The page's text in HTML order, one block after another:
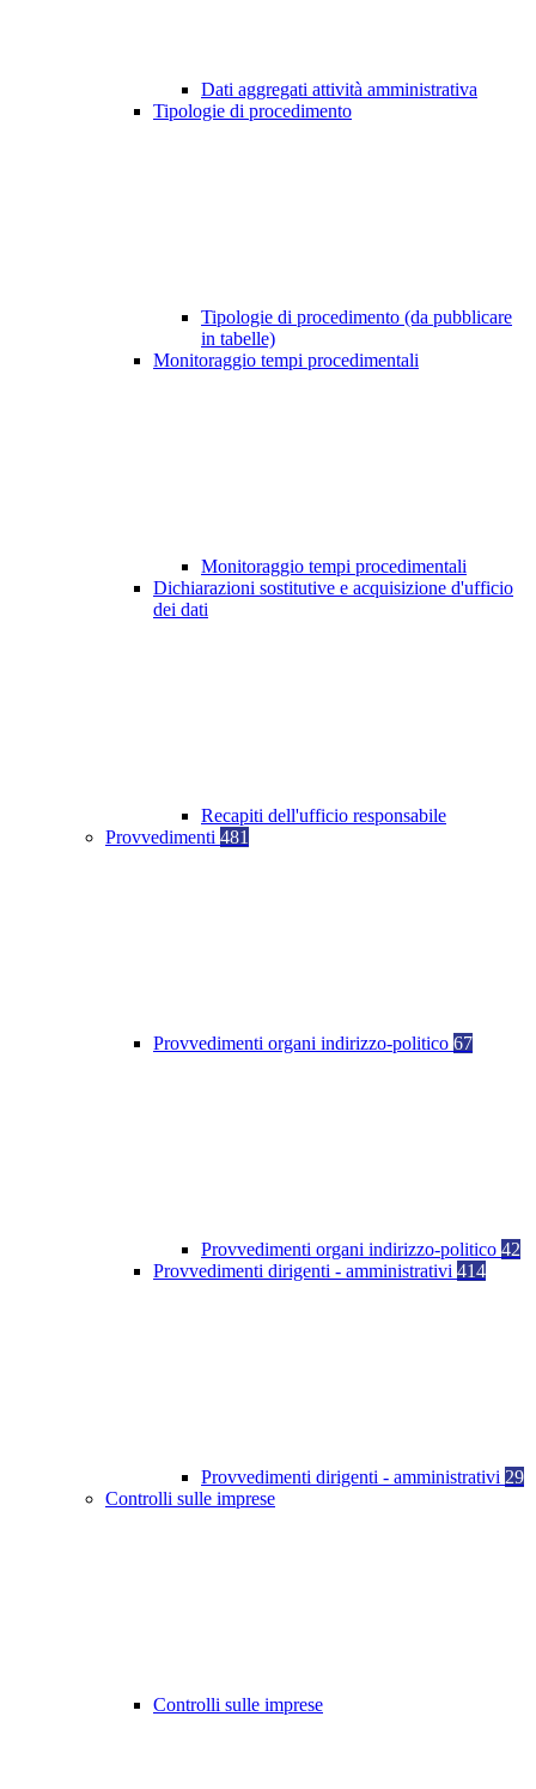
Dati aggregati attività amministrativa
Tipologie di procedimento
Tipologie di procedimento (da pubblicare
in tabelle)
Monitoraggio tempi procedimentali
Monitoraggio tempi procedimentali
Dichiarazioni sostitutive e acquisizione d'ufficio
dei dati
Recapiti dell'ufficio responsabile
Provvedimenti 481
Provvedimenti organi indirizzo-politico 67
Provvedimenti organi indirizzo-politico 42
Provvedimenti dirigenti - amministrativi 414
Provvedimenti dirigenti - amministrativi 29
Controlli sulle imprese
Controlli sulle imprese